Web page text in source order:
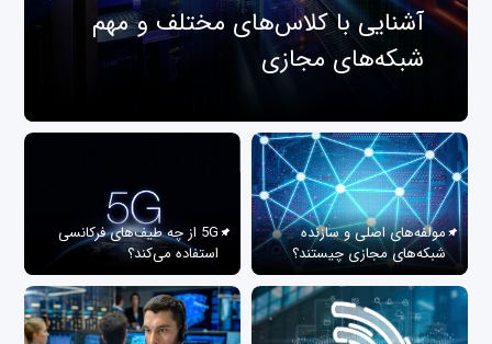
آشنایی با کلاس‌های مختلف و مهم
شبکه‌های مجازی
مولفه‌های اصلی و سازنده
شبکه‌های مجازی چیستند؟
5G از چه طیف‌های فرکانسی
استفاده می‌کند؟